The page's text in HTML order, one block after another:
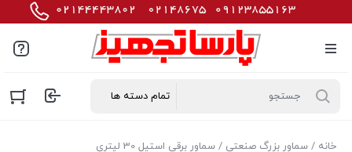
خانه / سماور بزرگ صنعتی / سماور برقی استیل 30 لیتری